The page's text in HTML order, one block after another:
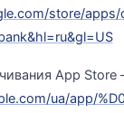
store/apps/
App
ua/app/